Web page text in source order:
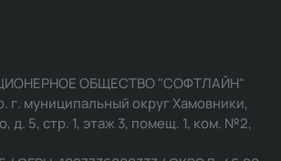
ОБЩЕСТВО "СОФТЛАЙН"
г. муниципальный округ Хамовники,
д. 5, стр. 1, этаж 3, помещ. 1, ком. №2,